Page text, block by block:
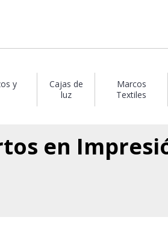
y
Cajas de
luz
Marcos
Textiles
en